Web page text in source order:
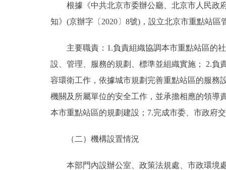
根據《中共北京市委辦公廳、北京市人民政府
知》(京辦字〔2020〕8號)，設立北京市重點站
主要職責：1.負責組織協調本市重點站區的社
設、管理、服務的規劃、標準並組織實施； 2.負
容環衛工作，依據城市規劃完善重點站區的服務
機關及所屬單位的安全工作，並承擔相應的領導
本市重點站區的規劃建設；7.完成市委、市政府
（二）機構設置情況
本部門內設辦公室、政策法規處、市政環境處